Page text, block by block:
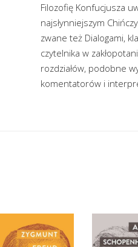
Filozofię Konfucjusza
najsłynniejszym
zwane też Dialogami,
czytelnika w
rozdziałów, podobne
komentatorów i